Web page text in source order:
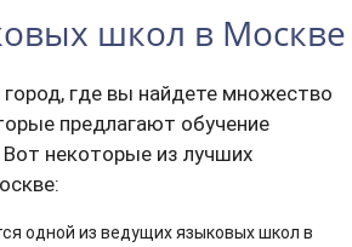
школ в Москве
где вы найдете множество
предлагают обучение
некоторые из лучших
одной из ведущих языковых школ в